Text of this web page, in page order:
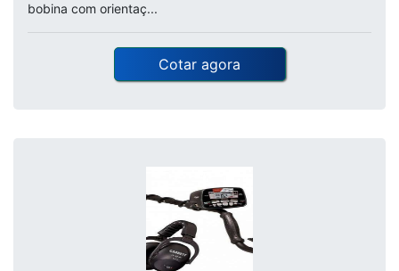
bobina com orientaç...
Cotar agora